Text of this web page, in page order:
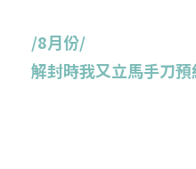
/8月份/
解封時我又立馬手刀